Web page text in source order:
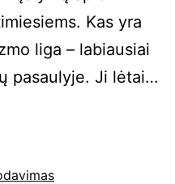
Kas yra
liga – labiausiai
pasaulyje. Ji lėtai…